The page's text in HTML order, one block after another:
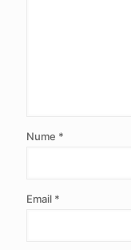
Nume *
Email *